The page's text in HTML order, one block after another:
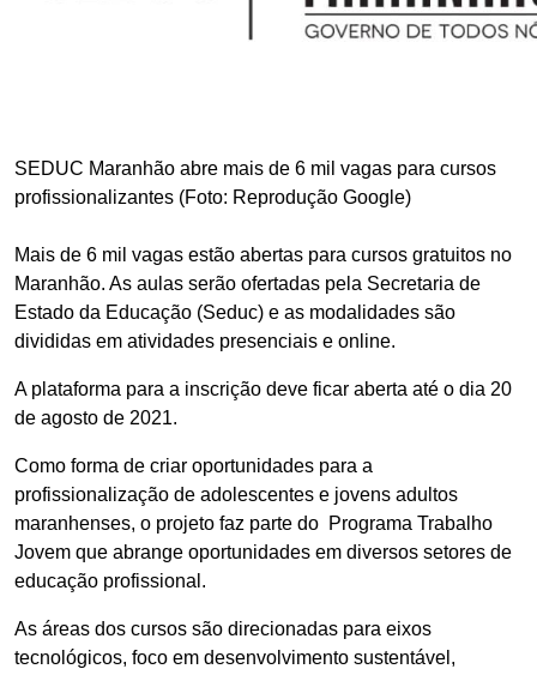
SEDUC Maranhão abre mais de 6 mil vagas para cursos
profissionalizantes (Foto: Reprodução Google)
Mais de 6 mil vagas estão abertas para cursos gratuitos no
Maranhão. As aulas serão ofertadas pela Secretaria de
Estado da Educação (Seduc) e as modalidades são
divididas em atividades presenciais e online.
A plataforma para a inscrição deve ficar aberta até o dia 20
de agosto de 2021.
Como forma de criar oportunidades para a
profissionalização de adolescentes e jovens adultos
maranhenses, o projeto faz parte do Programa Trabalho
Jovem que abrange oportunidades em diversos setores de
educação profissional.
As áreas dos cursos são direcionadas para eixos
tecnológicos, foco em desenvolvimento sustentável,